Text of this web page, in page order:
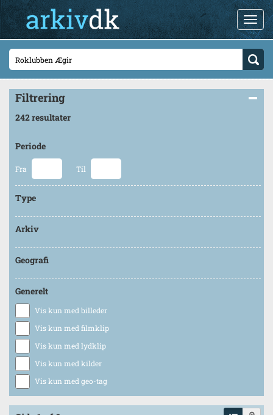
Filtrering
242 resultater
Periode
Fra Til
Type
Arkiv
Geografi
Generelt
Vis kun med billeder
Vis kun med filmklip
Vis kun med lydklip
Vis kun med kilder
Vis kun med geo-tag